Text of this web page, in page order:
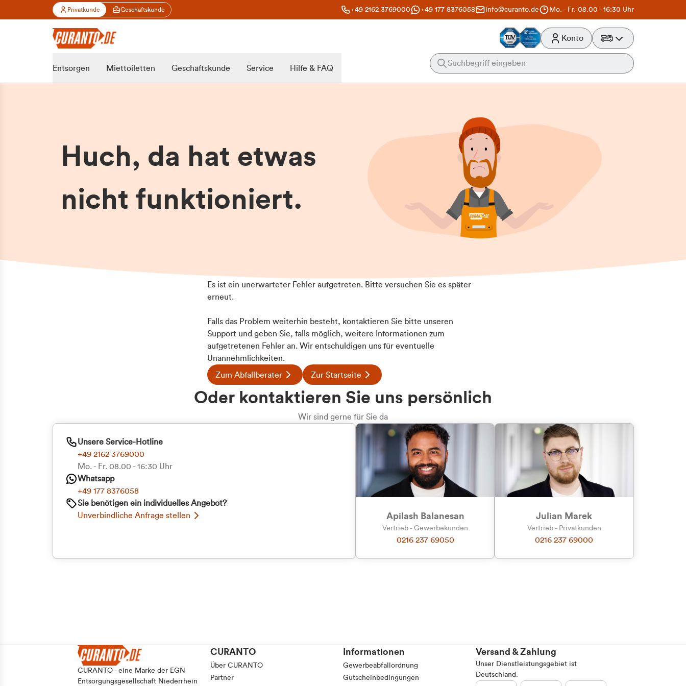
Privatkunde Geschäftskunde +49 2162 3769000 +49 177 8376058 info@curanto.de Mo. - Fr. 08.00 - 16:30 Uhr
Zu welcher
Kundengruppe
Konto
Entsorgen Miettoiletten Geschäftskunde Service Hilfe & FAQ
Huch, da hat etwas
nicht funktioniert.
Es ist ein unerwarteter Fehler aufgetreten. Bitte versuchen Sie es später
erneut.
Falls das Problem weiterhin besteht, kontaktieren Sie bitte unseren
Support und geben Sie, falls möglich, weitere Informationen zum
aufgetretenen Fehler an. Wir entschuldigen uns für eventuelle
Unannehmlichkeiten.
Zum Abfallberater Zur Startseite
Oder kontaktieren Sie uns persönlich
Wir sind gerne für Sie da
Unsere Service-Hotline
+49 2162 3769000
Mo. - Fr. 08.00 - 16:30 Uhr
Whatsapp
+49 177 8376058
Sie benötigen ein individuelles Angebot?
Unverbindliche Anfrage stellen
Apilash Balanesan
Vertrieb - Gewerbekunden
0216 237 69050
Julian Marek
Vertrieb - Privatkunden
0216 237 69000
CURANTO - eine Marke der EGN
Entsorgungsgesellschaft Niederrhein
CURANTO
Über CURANTO
Partner
Informationen
Gewerbeabfallordnung
Gutscheinbedingungen
Versand & Zahlung
Unser Dienstleistungsgebiet ist
Deutschland.